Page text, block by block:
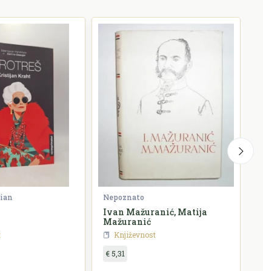
Nepoznato
Ivan Mažuranić, Matija
Mažuranić
Književnost
€ 5,31